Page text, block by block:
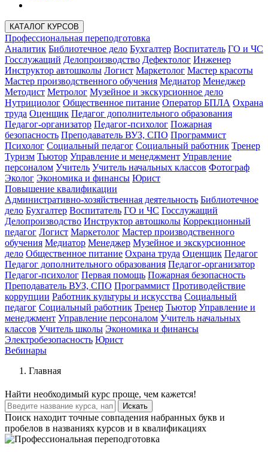
КАТАЛОГ КУРСОВ
Профессиональная переподготовка
Аналитик Библиотечное дело Бухгалтер Воспитатель ГО и ЧС
Госслужащий Делопроизводство Дефектолог Инженер
Инструктор автошколы Логист Маркетолог Мастер красоты
Мастер производственного обучения Медиатор Менеджер
Методист Метролог Музейное и экскурсионное дело
Нутрициолог Общественное питание Оператор БПЛА Охрана
труда Оценщик Педагог дополнительного образования
Педагог-организатор Педагог-психолог Пожарная
безопасность Преподаватель ВУЗ, СПО Программист
Психолог Социальный педагог Социальный работник Тренер
Туризм Тьютор Управление и менеджмент Управление
персоналом Учитель Учитель начальных классов Фотограф
Эколог Экономика и финансы Юрист
Повышение квалификации
Административно-хозяйственная деятельность Библиотечное
дело Бухгалтер Воспитатель ГО и ЧС Госслужащий
Делопроизводство Инструктор автошколы Коррекционный
педагог Логист Маркетолог Мастер производственного
обучения Медиатор Менеджер Музейное и экскурсионное
дело Общественное питание Охрана труда Оценщик Педагог
Педагог дополнительного образования Педагог-организатор
Педагог-психолог Первая помощь Пожарная безопасность
Преподаватель ВУЗ, СПО Программист Противодействие
коррупции Работник культуры и искусства Социальный
педагог Социальный работник Тренер Тьютор Управление и
менеджмент Управление персоналом Учитель начальных
классов Учитель школы Экономика и финансы
Электробезопасность Юрист
Вебинары
Главная
Найти необходимый курс проще, чем кажется!
Искать
Поиск находит точные совпадения набранных букв и
пробелов в названиях курсов и в квалификациях